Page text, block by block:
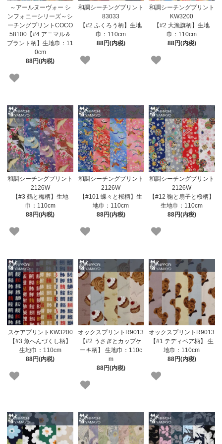
～アールヌーヴォー シ
ンフォニーシリーズ～シ
ーチングプリントCOCO
58100【#4 アニマル＆
プラント柄】生地巾：11
0cm
88円(内税)
和調シーチングプリント
83033
【#2 ふくろう柄】生地
巾：110cm
88円(内税)
和調シーチングプリント
KW3200
【#2 大漁旗柄】生地
巾：110cm
88円(内税)
和調シーチングプリント
2126W
【#3 鶴と梅柄】生地
巾：110cm
88円(内税)
和調シーチングプリント
2126W
【#101 蝶々と桜柄】生
地巾：110cm
88円(内税)
和調シーチングプリント
2126W
【#12 鞠と扇子と桜柄】
生地巾：110cm
88円(内税)
スケアプリントKW3200
【#3 魚へんづくし柄】
生地巾：110cm
88円(内税)
オックスプリントR9013
【#2 うさぎとカップケ
ーキ柄】 生地巾：110c
m
88円(内税)
オックスプリントR9013
【#1 テディベア柄】 生
地巾：110cm
88円(内税)